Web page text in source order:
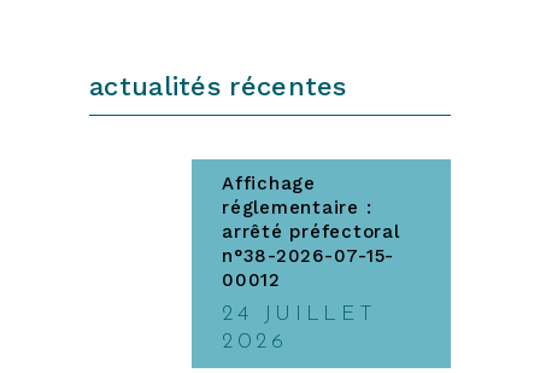
actualités récentes
Affichage
réglementaire :
arrêté préfectoral
n°38-2026-07-15-
00012
24 JUILLET
2026